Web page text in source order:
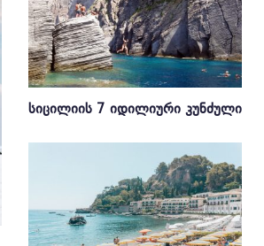
ᲡᲘᲪᲘᲚᲘᲘᲡ 7 ᲘᲓᲘᲚᲘᲣᲠᲘ ᲙᲣᲜᲫᲣᲚᲘ